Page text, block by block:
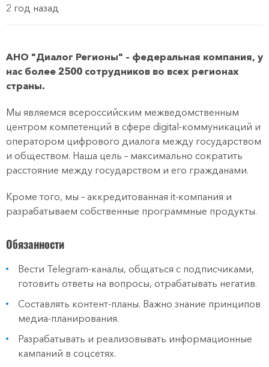
2 год назад
АНО "Диалог Регионы" – федеральная компания, у
нас более 2500 сотрудников во всех регионах
страны.
Мы являемся всероссийским межведомственным
центром компетенций в сфере digital-коммуникаций и
оператором цифрового диалога между государством
и обществом. Наша цель – максимально сократить
расстояние между государством и его гражданами.
Кроме того, мы – аккредитованная it-компания и
разрабатываем собственные программные продукты.
Обязанности
Вести Telegram-каналы, общаться с подписчиками,
готовить ответы на вопросы, отрабатывать негатив.
Составлять контент-планы. Важно знание принципов
медиа-планирования.
Разрабатывать и реализовывать информационные
кампаний в соцсетях.